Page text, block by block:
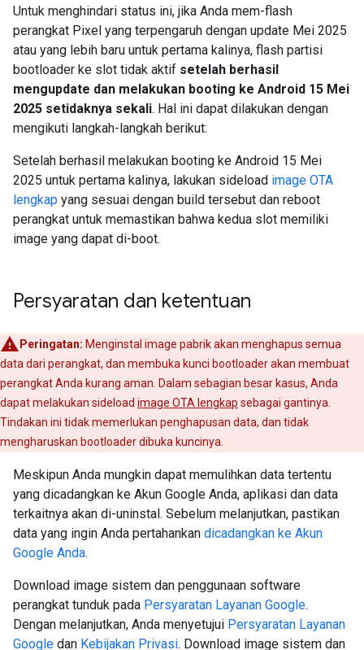
Untuk menghindari status ini, jika Anda mem-flash
perangkat Pixel yang terpengaruh dengan update Mei 2025
atau yang lebih baru untuk pertama kalinya, flash partisi
bootloader ke slot tidak aktif setelah berhasil
mengupdate dan melakukan booting ke Android 15 Mei
2025 setidaknya sekali. Hal ini dapat dilakukan dengan
mengikuti langkah-langkah berikut:
Setelah berhasil melakukan booting ke Android 15 Mei
2025 untuk pertama kalinya, lakukan sideload image OTA
lengkap yang sesuai dengan build tersebut dan reboot
perangkat untuk memastikan bahwa kedua slot memiliki
image yang dapat di-boot.
Persyaratan dan ketentuan
Peringatan: Menginstal image pabrik akan menghapus semua
data dari perangkat, dan membuka kunci bootloader akan membuat
perangkat Anda kurang aman. Dalam sebagian besar kasus, Anda
dapat melakukan sideload image OTA lengkap sebagai gantinya.
Tindakan ini tidak memerlukan penghapusan data, dan tidak
mengharuskan bootloader dibuka kuncinya.
Meskipun Anda mungkin dapat memulihkan data tertentu
yang dicadangkan ke Akun Google Anda, aplikasi dan data
terkaitnya akan di-uninstal. Sebelum melanjutkan, pastikan
data yang ingin Anda pertahankan dicadangkan ke Akun
Google Anda.
Download image sistem dan penggunaan software
perangkat tunduk pada Persyaratan Layanan Google.
Dengan melanjutkan, Anda menyetujui Persyaratan Layanan
Google dan Kebijakan Privasi. Download image sistem dan